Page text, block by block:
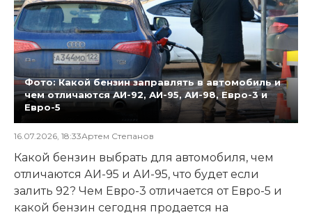
Фото: Какой бензин заправлять в автомобиль и
чем отличаются АИ-92, АИ-95, АИ-98, Евро-3 и
Евро-5
16.07.2026, 18:33Артем Степанов
Какой бензин выбрать для автомобиля, чем
отличаются АИ-95 и АИ-95, что будет если
залить 92? Чем Евро-3 отличается от Евро-5 и
какой бензин сегодня продается на